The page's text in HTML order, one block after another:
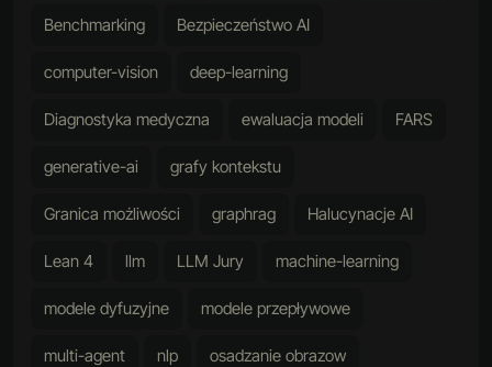
Benchmarking Bezpieczeństwo AI
computer-vision deep-learning
Diagnostyka medyczna ewaluacja modeli FARS
generative-ai grafy kontekstu
Granica możliwości graphrag Halucynacje AI
Lean 4 llm LLM Jury machine-learning
modele dyfuzyjne modele przepływowe
multi-agent nlp osadzanie obrazow